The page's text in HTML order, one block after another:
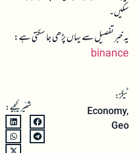
سکیں۔
یہ خبر تفصیل سے یہاں پڑھی جا سکتی ہے:
binance
ٹیگز:
Economy,
Geo
شئیر کیجیے: